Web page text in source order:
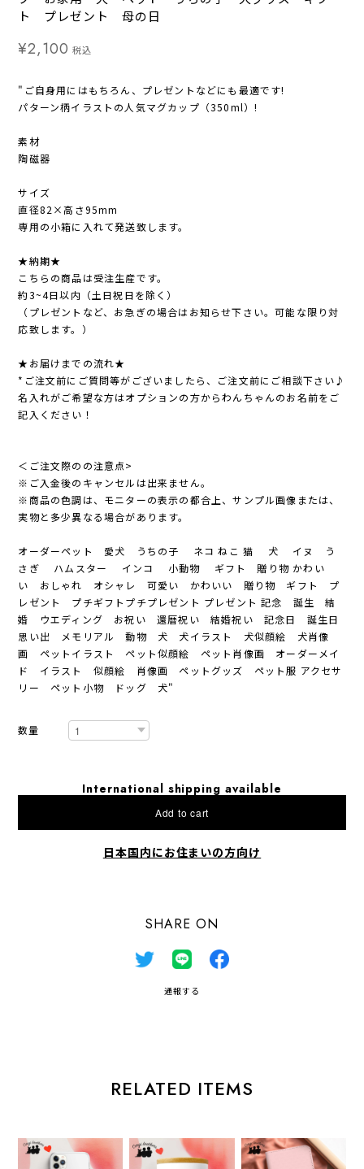
ト プレゼント 母の日
¥2,100 税込
"ご自身用にはもちろん、プレゼントなどにも最適です!
パターン柄イラストの人気マグカップ（350ml）!
素材
陶磁器
サイズ
直径82×高さ95mm
専用の小箱に入れて発送致します。
★納期★
こちらの商品は受注生産です。
約3~4日以内（土日祝日を除く）
（プレゼントなど、お急ぎの場合はお知らせ下さい。可能な限り対
応致します。）
★お届けまでの流れ★
*ご注文前にご質問等がございましたら、ご注文前にご相談下さい♪
名入れがご希望な方はオプションの方からわんちゃんのお名前をご
記入ください！
＜ご注文際のの注意点>
※ご入金後のキャンセルは出来ません。
※商品の色調は、モニターの表示の都合上、サンプル画像または、
実物と多少異なる場合があります。
オーダーペット 愛犬 うちの子 ネコ ねこ 猫 犬 イヌ う
さぎ ハムスター インコ 小動物 ギフト 贈り物 かわい
い おしゃれ オシャレ 可愛い かわいい 贈り物 ギフト プ
レゼント プチギフトプチプレゼント プレゼント 記念 誕生 結
婚 ウエディング お祝い 還暦祝い 結婚祝い 記念日 誕生日
思い出 メモリアル 動物 犬 犬イラスト 犬似顔絵 犬肖像
画 ペットイラスト ペット似顔絵 ペット肖像画 オーダーメイ
ド イラスト 似顔絵 肖像画 ペットグッズ ペット服 アクセサ
リー ペット小物 ドッグ 犬"
数量
International shipping available
Add to cart
日本国内にお住まいの方向け
SHARE ON
通報する
RELATED ITEMS